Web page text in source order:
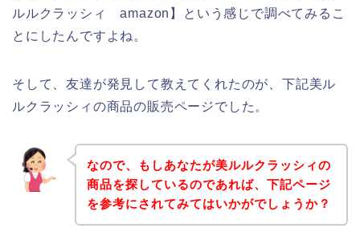
ルルクラッシィ amazon】という感じで調べてみるこ
とにしたんですよね。
そして、友達が発見して教えてくれたのが、下記美ル
ルクラッシィの商品の販売ページでした。
なので、もしあなたが美ルルクラッシィの
商品を探しているのであれば、下記ページ
を参考にされてみてはいかがでしょうか？